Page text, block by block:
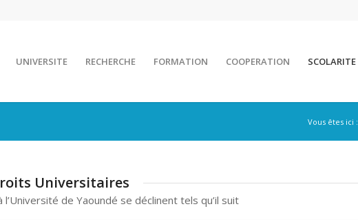
UNIVERSITE RECHERCHE FORMATION COOPERATION SCOLARITE
Vous êtes ici :
Universitaires
de Yaoundé se déclinent tels qu’il suit